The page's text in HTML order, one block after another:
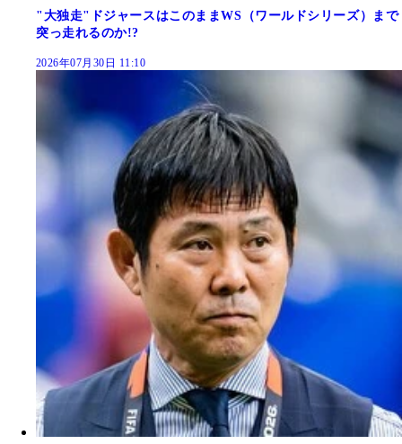
"大独走"ドジャースはこのままWS（ワールドシリーズ）まで
突っ走れるのか!?
2026年07月30日 11:10